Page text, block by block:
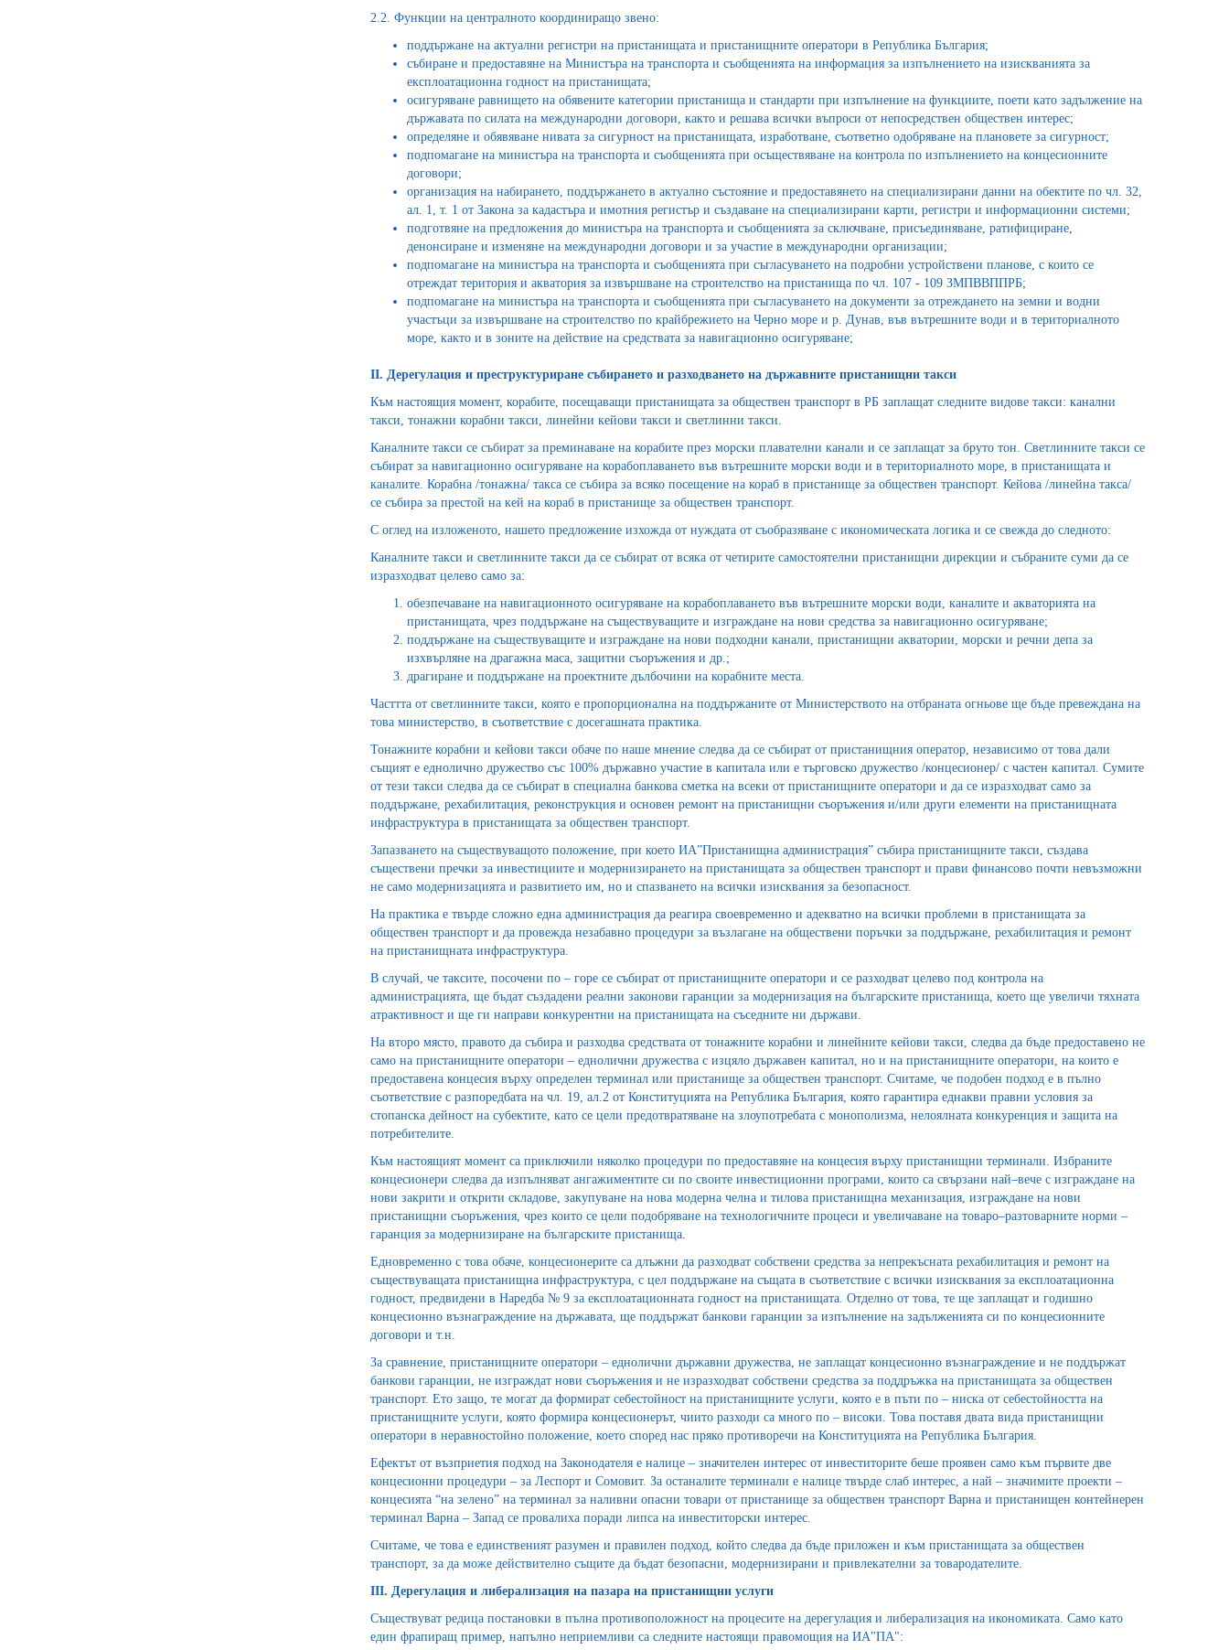
2.2. Функции на централното координиращо звено:
поддържане на актуални регистри на пристанищата и пристанищните оператори в Република България;
събиране и предоставяне на Министъра на транспорта и съобщенията на информация за изпълнението на изискванията за
експлоатационна годност на пристанищата;
осигуряване равнището на обявените категории пристанища и стандарти при изпълнение на функциите, поети като задължение на
държавата по силата на международни договори, както и решава всички въпроси от непосредствен обществен интерес;
определяне и обявяване нивата за сигурност на пристанищата, изработване, съответно одобряване на плановете за сигурност;
подпомагане на министъра на транспорта и съобщенията при осъществяване на контрола по изпълнението на концесионните
договори;
организация на набирането, поддържането в актуално състояние и предоставянето на специализирани данни на обектите по чл. 32,
ал. 1, т. 1 от Закона за кадастъра и имотния регистър и създаване на специализирани карти, регистри и информационни системи;
подготвяне на предложения до министъра на транспорта и съобщенията за сключване, присъединяване, ратифициране,
денонсиране и изменяне на международни договори и за участие в международни организации;
подпомагане на министъра на транспорта и съобщенията при съгласуването на подробни устройствени планове, с които се
отреждат територия и акватория за извършване на строителство на пристанища по чл. 107 - 109 ЗМПВВППРБ;
подпомагане на министъра на транспорта и съобщенията при съгласуването на документи за отреждането на земни и водни
участъци за извършване на строителство по крайбрежието на Черно море и р. Дунав, във вътрешните води и в териториалното
море, както и в зоните на действие на средствата за навигационно осигуряване;
II. Дерегулация и преструктуриране събирането и разходването на държавните пристанищни такси
Към настоящия момент, корабите, посещаващи пристанищата за обществен транспорт в РБ заплащат следните видове такси: канални
такси, тонажни корабни такси, линейни кейови такси и светлинни такси.
Каналните такси се събират за преминаване на корабите през морски плавателни канали и се заплащат за бруто тон. Светлинните такси се
събират за навигационно осигуряване на корабоплаването във вътрешните морски води и в териториалното море, в пристанищата и
каналите. Корабна /тонажна/ такса се събира за всяко посещение на кораб в пристанище за обществен транспорт. Кейова /линейна такса/
се събира за престой на кей на кораб в пристанище за обществен транспорт.
С оглед на изложеното, нашето предложение изхожда от нуждата от съобразяване с икономическата логика и се свежда до следното:
Каналните такси и светлинните такси да се събират от всяка от четирите самостоятелни пристанищни дирекции и събраните суми да се
изразходват целево само за:
обезпечаване на навигационното осигуряване на корабоплаването във вътрешните морски води, каналите и акваторията на
пристанищата, чрез поддържане на съществуващите и изграждане на нови средства за навигационно осигуряване;
поддържане на съществуващите и изграждане на нови подходни канали, пристанищни акватории, морски и речни депа за
изхвърляне на драгажна маса, защитни съоръжения и др.;
драгиране и поддържане на проектните дълбочини на корабните места.
Часттта от светлинните такси, която е пропорционална на поддържаните от Министерството на отбраната огньове ще бъде превеждана на
това министерство, в съответствие с досегашната практика.
Тонажните корабни и кейови такси обаче по наше мнение следва да се събират от пристанищния оператор, независимо от това дали
същият е еднолично дружество със 100% държавно участие в капитала или е търговско дружество /концесионер/ с частен капитал. Сумите
от тези такси следва да се събират в специална банкова сметка на всеки от пристанищните оператори и да се изразходват само за
поддържане, рехабилитация, реконструкция и основен ремонт на пристанищни съоръжения и/или други елементи на пристанищната
инфраструктура в пристанищата за обществен транспорт.
Запазването на съществуващото положение, при което ИА”Пристанищна администрация” събира пристанищните такси, създава
съществени пречки за инвестициите и модернизирането на пристанищата за обществен транспорт и прави финансово почти невъзможни
не само модернизацията и развитието им, но и спазването на всички изисквания за безопасност.
На практика е твърде сложно една администрация да реагира своевременно и адекватно на всички проблеми в пристанищата за
обществен транспорт и да провежда незабавно процедури за възлагане на обществени поръчки за поддържане, рехабилитация и ремонт
на пристанищната инфраструктура.
В случай, че таксите, посочени по – горе се събират от пристанищните оператори и се разходват целево под контрола на
администрацията, ще бъдат създадени реални законови гаранции за модернизация на българските пристанища, което ще увеличи тяхната
атрактивност и ще ги направи конкурентни на пристанищата на съседните ни държави.
На второ място, правото да събира и разходва средствата от тонажните корабни и линейните кейови такси, следва да бъде предоставено не
само на пристанищните оператори – еднолични дружества с изцяло държавен капитал, но и на пристанищните оператори, на които е
предоставена концесия върху определен терминал или пристанище за обществен транспорт. Считаме, че подобен подход е в пълно
съответствие с разпоредбата на чл. 19, ал.2 от Конституцията на Република България, която гарантира еднакви правни условия за
стопанска дейност на субектите, като се цели предотвратяване на злоупотребата с монополизма, нелоялната конкуренция и защита на
потребителите.
Към настоящият момент са приключили няколко процедури по предоставяне на концесия върху пристанищни терминали. Избраните
концесионери следва да изпълняват ангажиментите си по своите инвестиционни програми, които са свързани най–вече с изграждане на
нови закрити и открити складове, закупуване на нова модерна челна и тилова пристанищна механизация, изграждане на нови
пристанищни съоръжения, чрез които се цели подобряване на технологичните процеси и увеличаване на товаро–разтоварните норми –
гаранция за модернизиране на българските пристанища.
Едновременно с това обаче, концесионерите са длъжни да разходват собствени средства за непрекъсната рехабилитация и ремонт на
съществуващата пристанищна инфраструктура, с цел поддържане на същата в съответствие с всички изисквания за експлоатационна
годност, предвидени в Наредба № 9 за експлоатационната годност на пристанищата. Отделно от това, те ще заплащат и годишно
концесионно възнаграждение на държавата, ще поддържат банкови гаранции за изпълнение на задълженията си по концесионните
договори и т.н.
За сравнение, пристанищните оператори – еднолични държавни дружества, не заплащат концесионно възнаграждение и не поддържат
банкови гаранции, не изграждат нови съоръжения и не изразходват собствени средства за поддръжка на пристанищата за обществен
транспорт. Ето защо, те могат да формират себестойност на пристанищните услуги, която е в пъти по – ниска от себестойността на
пристанищните услуги, която формира концесионерът, чиито разходи са много по – високи. Това поставя двата вида пристанищни
оператори в неравностойно положение, което според нас пряко противоречи на Конституцията на Република България.
Ефектът от възприетия подход на Законодателя е налице – значителен интерес от инвеститорите беше проявен само към първите две
концесионни процедури – за Леспорт и Сомовит. За останалите терминали е налице твърде слаб интерес, а най – значимите проекти –
концесията “на зелено” на терминал за наливни опасни товари от пристанище за обществен транспорт Варна и пристанищен контейнерен
терминал Варна – Запад се провалиха поради липса на инвеститорски интерес.
Считаме, че това е единственият разумен и правилен подход, който следва да бъде приложен и към пристанищата за обществен
транспорт, за да може действително същите да бъдат безопасни, модернизирани и привлекателни за товародателите.
III. Дерегулация и либерализация на пазара на пристанищни услуги
Съществуват редица постановки в пълна противоположност на процесите на дерегулация и либерализация на икономиката. Само като
един фрапиращ пример, напълно неприемливи са следните настоящи правомощия на ИА"ПА":